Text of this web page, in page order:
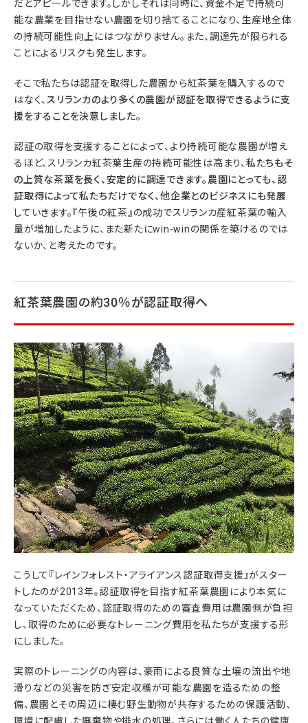
だとアピールできます。しかしそれは同時に、資金不足で持続可
能な農業を目指せない農園を切り捨てることになり、生産地全体
の持続可能性向上にはつながりません。また、調達先が限られる
ことによるリスクも発生します。
そこで私たちは認証を取得した農園から紅茶葉を購入するので
はなく、 スリランカのより多くの農園が認証を取得できるように支
援をすることを決意しました。
認証の取得を支援することによって、より持続可能な農園が増え
るほど、スリランカ紅茶葉生産の持続可能性は高まり、 私たちもそ
の上質な茶葉を長く、安定的に調達できます。農園にとっても、認
証取得によって私たちだけでなく、他企業とのビジネスにも発展
していきます。『午後の紅茶』の成功でスリランカ産紅茶葉の輸入
量が増加したように、また新たにwin-winの関係を築けるのでは
ないか、と考えたのです。
紅茶葉農園の約30％が認証取得へ
こうして『レインフォレスト・アライアンス認証取得支援』がスター
トしたのが2013年。認証取得を目指す紅茶葉農園により本気に
なっていただくため、認証取得のための審査費用は農園側が負担
し、取得のために必要なトレーニング費用を私たちが支援する形
にしました。
実際のトレーニングの内容は、豪雨による良質な土壌の流出や地
滑りなどの災害を防ぎ安定収穫が可能な農園を造るための整
備、農園とその周辺に棲む野生動物が共存するための保護活動、
環境に配慮した廃棄物や排水の処理、さらには働く人たちの健康